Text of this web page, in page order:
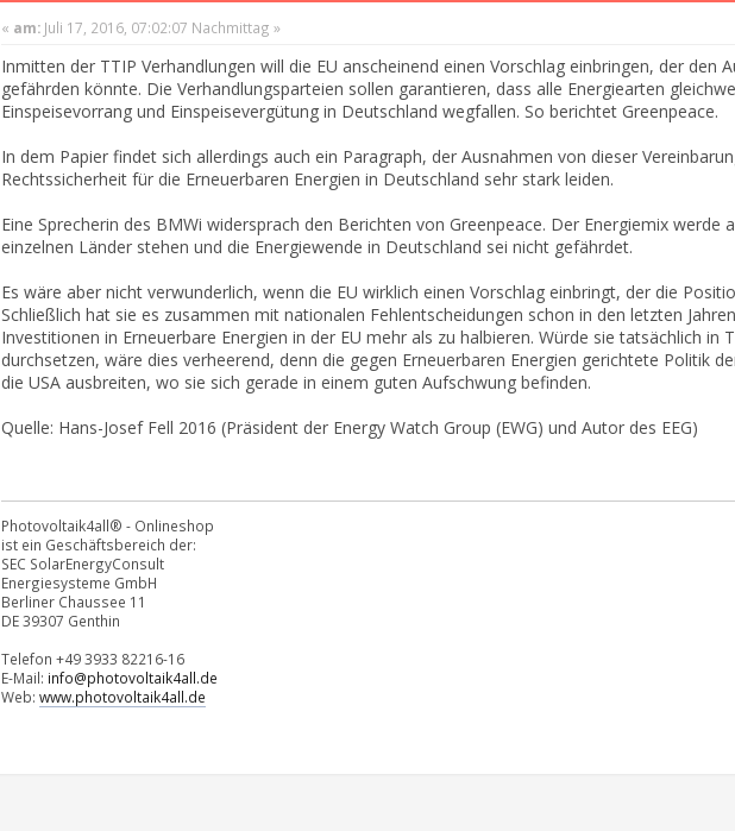
« am:Juli 17, 2016, 07:02:07 Nachmittag »
Inmitten der TTIP Verhandlungen will die EU anscheinend einen Vorschlag einbringen, der den
gefährden könnte. Die Verhandlungsparteien sollen garantieren, dass alle Energiearten
Einspeisevorrang und Einspeisevergütung in Deutschland wegfallen. So berichtet Greenpeace.
In dem Papier findet sich allerdings auch ein Paragraph, der Ausnahmen von dieser
Rechtssicherheit für die Erneuerbaren Energien in Deutschland sehr stark leiden.
Eine Sprecherin des BMWi widersprach den Berichten von Greenpeace. Der Energiemix
einzelnen Länder stehen und die Energiewende in Deutschland sei nicht gefährdet.
Es wäre aber nicht verwunderlich, wenn die EU wirklich einen Vorschlag einbringt, der die
Schließlich hat sie es zusammen mit nationalen Fehlentscheidungen schon in den letzten
Investitionen in Erneuerbare Energien in der EU mehr als zu halbieren. Würde sie tatsächlich in
durchsetzen, wäre dies verheerend, denn die gegen Erneuerbaren Energien gerichtete Politik
die USA ausbreiten, wo sie sich gerade in einem guten Aufschwung befinden.
Quelle: Hans-Josef Fell 2016 (Präsident der Energy Watch Group (EWG) und Autor des EEG)
Photovoltaik4all® - Onlineshop
ist ein Geschäftsbereich der:
SEC SolarEnergyConsult
Energiesysteme GmbH
Berliner Chaussee 11
DE 39307 Genthin
Telefon +49 3933 82216-16
E-Mail: info@photovoltaik4all.de
Web: www.photovoltaik4all.de